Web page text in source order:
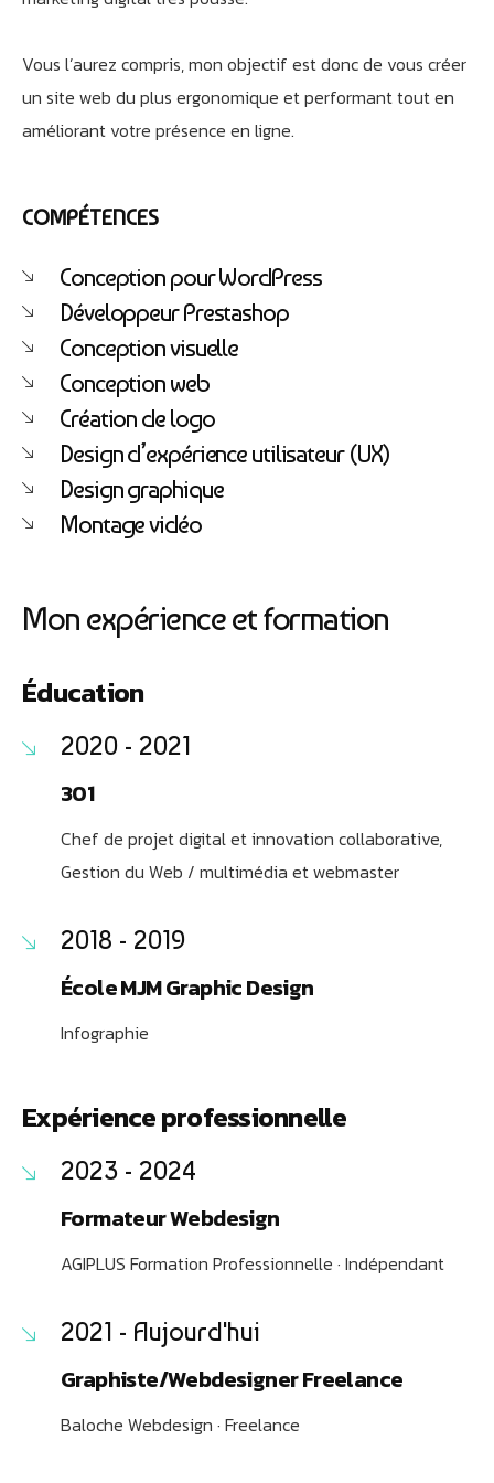
Vous l’aurez compris, mon objectif est donc de vous créer
un site web du plus ergonomique et performant tout en
améliorant votre présence en ligne.
COMPÉTENCES
Conception pour WordPress
Développeur Prestashop
Conception visuelle
Conception web
Création de logo
Design d’expérience utilisateur (UX)
Design graphique
Montage vidéo
Mon expérience et formation
Éducation
2020 - 2021
301
Chef de projet digital et innovation collaborative,
Gestion du Web / multimédia et webmaster
2018 - 2019
École MJM Graphic Design
Infographie
Expérience professionnelle
2023 - 2024
Formateur Webdesign
AGIPLUS Formation Professionnelle · Indépendant
2021 - Aujourd'hui
Graphiste/Webdesigner Freelance
Baloche Webdesign · Freelance